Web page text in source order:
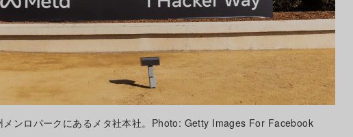
メンロパークにあるメタ社本社。Photo: Getty Images For Facebook